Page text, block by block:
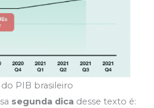
do PIB brasileiro
segunda dica desse texto é: